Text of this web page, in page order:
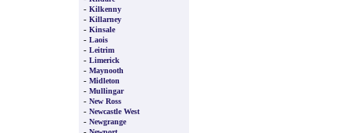
- Kilkenny
- Killarney
- Kinsale
- Laois
- Leitrim
- Limerick
- Maynooth
- Midleton
- Mullingar
- New Ross
- Newcastle West
- Newgrange